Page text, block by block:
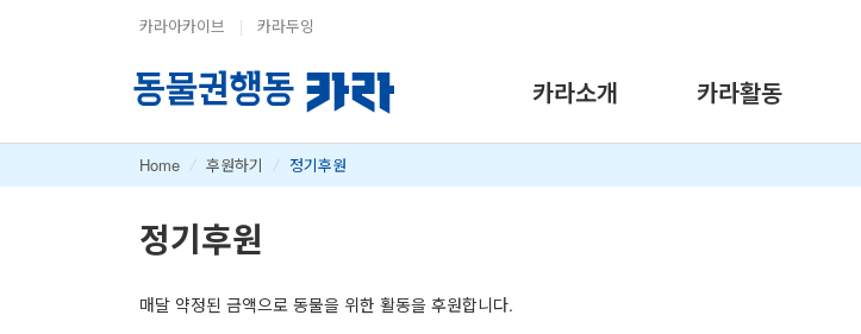
카라아카이브 | 카라두잉
카라소개 카라활동
Home / 후원하기 / 정기후원
정기후원
매달 약정된 금액으로 동물을 위한 활동을 후원합니다.